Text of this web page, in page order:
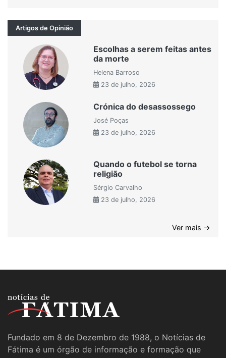
Artigos de Opinião
Escolhas a serem feitas antes
da morte
Helena Barroso
23 de julho, 2026
Crónica do desassossego
José Poças
23 de julho, 2026
Quando o futebol se torna
religião
Sérgio Carvalho
23 de julho, 2026
Ver mais →
Fundado em 8 de Dezembro de 1988, o Notícias de
Fátima é um órgão de informação e formação que